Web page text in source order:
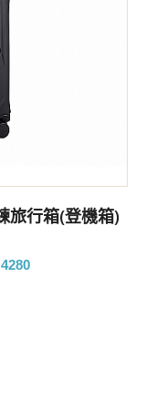
旅行箱(登機箱)